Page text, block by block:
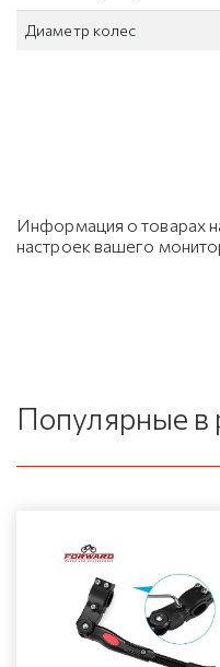
Диаметр колес
Информация о товарах
настроек вашего
Популярные в